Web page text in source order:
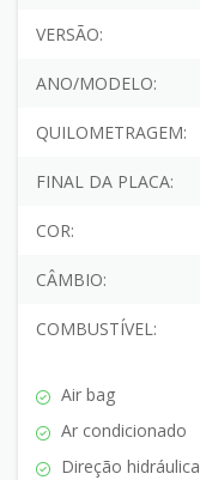
VERSÃO:
ANO/MODELO:
QUILOMETRAGEM:
FINAL DA PLACA:
COR:
CÂMBIO:
COMBUSTÍVEL:
Air bag
Ar condicionado
Direção hidráulica